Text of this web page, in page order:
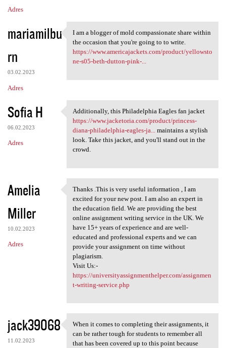
Adres
mariamilbu
rn
03.02.2023
Adres
I am a blogger of mold
I am a blogger of mold compassionate share within
the occasion that you're going to to write.
https://www.americajackets.com/product/yellowsto
ne-s05-beth-dutton-pink-...
Sofia H
06.02.2023
Adres
Additionally, this
Additionally, this Philadelphia Eagles fan jacket
https://www.jacketoria.com/product/princess-
diana-philadelphia-eagles-ja...maintains a stylish
look. Take this jacket, and you'll stand out in the
crowd.
Amelia
Miller
10.02.2023
Adres
Thanks .This is very useful
Thanks .This is very useful information , I am
excited for your new post. I am also an expert in
the education field. We are providing the best
online assignment writing service in the UK. We
have 15+ years of experience and are well-
educated and professional experts and we can
provide your assignment on time without
plagiarism.
Visit Us:-
https://universityassignmenthelper.com/assignmen
t-writing-service.php
jack39068
11.02.2023
When it comes to completing
When it comes to completing their assignments, it
can be rather tough for students to remember all
that has been covered up to this point because